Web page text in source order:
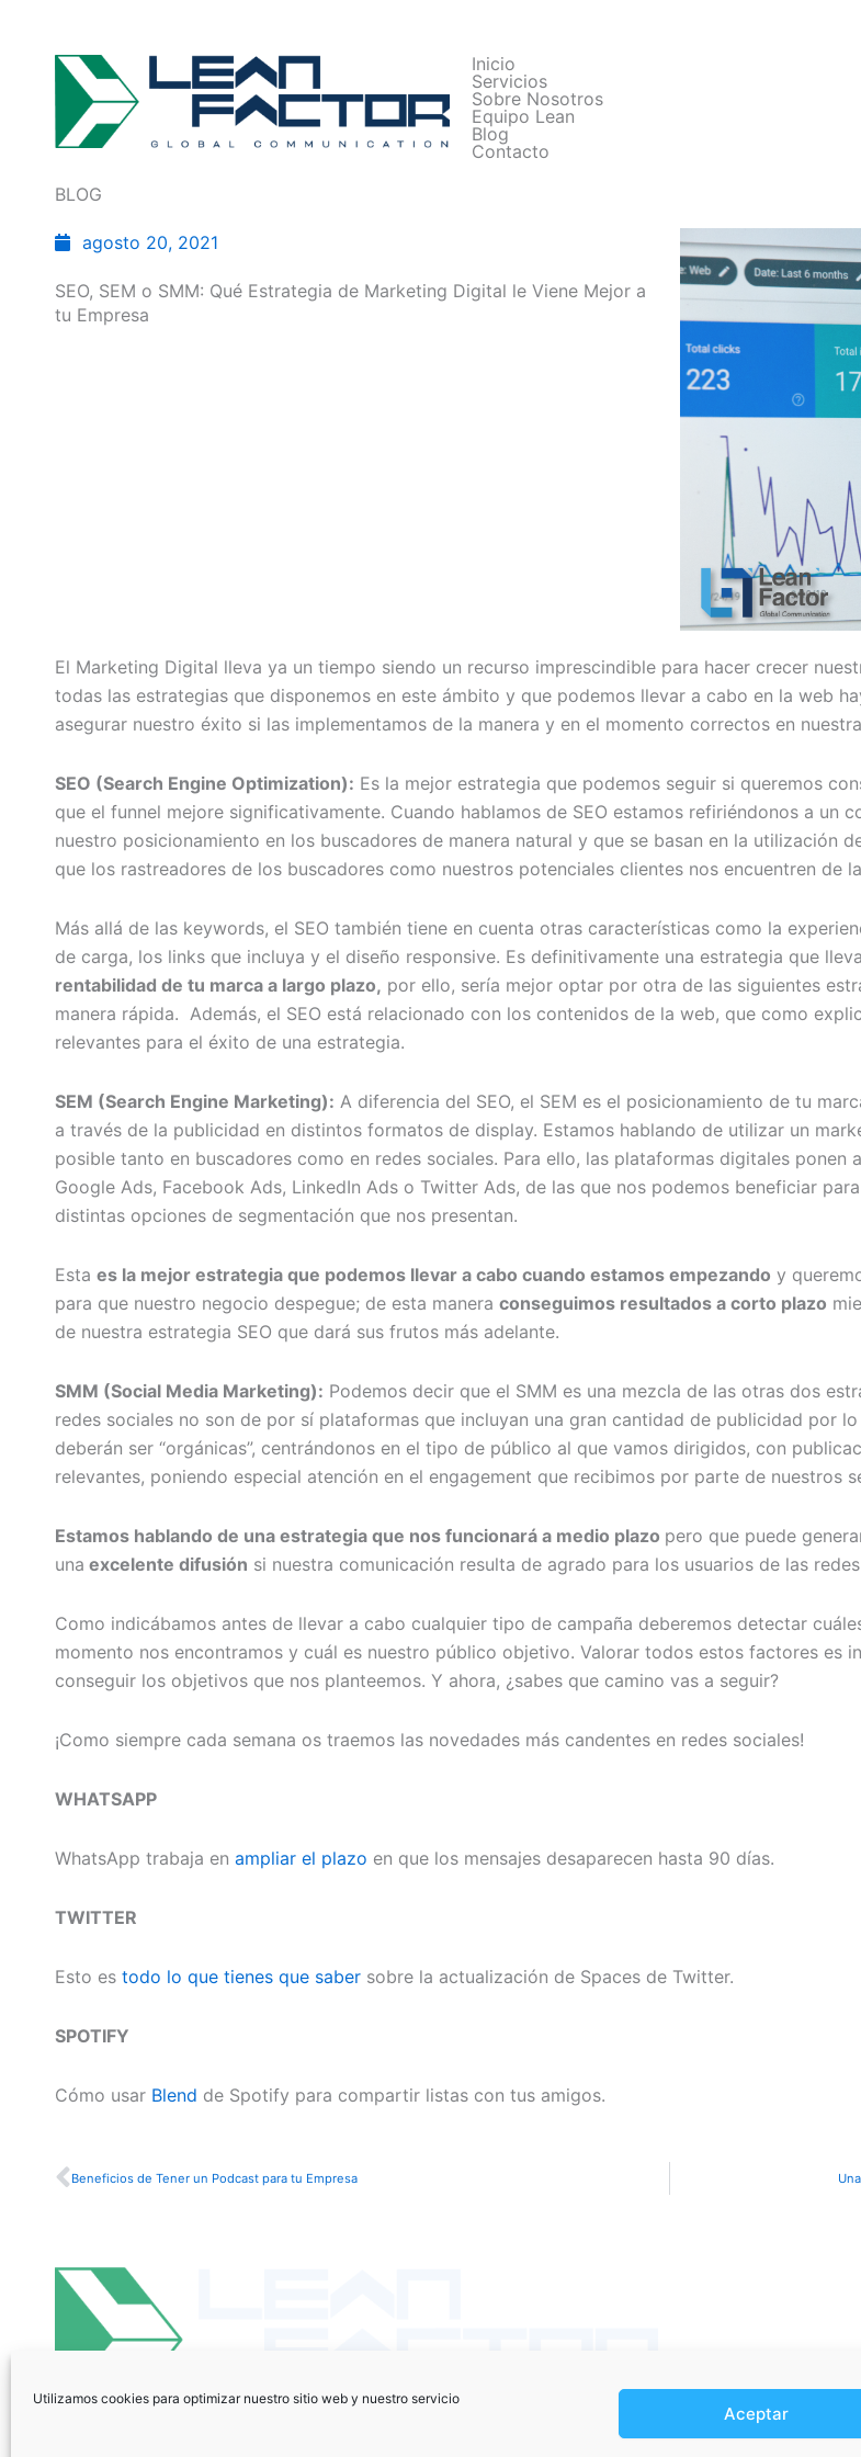
Utilizamos cookies para optimizar nuestro sitio web y nuestro servicio
Aceptar
Inicio
Servicios
Sobre Nosotros
Equipo Lean
Blog
Contacto
BLOG
agosto 20, 2021
SEO, SEM o SMM: Qué Estrategia de Marketing Digital le Viene Mejor a
tu Empresa
El Marketing Digital lleva ya un tiempo siendo un recurso imprescindible para hacer crecer
todas las estrategias que disponemos en este ámbito y que podemos llevar a cabo en la web
asegurar nuestro éxito si las implementamos de la manera y en el momento correctos en
SEO (Search Engine Optimization): Es la mejor estrategia que podemos seguir si queremos
que el funnel mejore significativamente. Cuando hablamos de SEO estamos refiriéndonos a un
nuestro posicionamiento en los buscadores de manera natural y que se basan en la utilización
que los rastreadores de los buscadores como nuestros potenciales clientes nos encuentren de
Más allá de las keywords, el SEO también tiene en cuenta otras características como la
de carga, los links que incluya y el diseño responsive. Es definitivamente una estrategia que
rentabilidad de tu marca a largo plazo, por ello, sería mejor optar por otra de las siguientes
manera rápida. Además, el SEO está relacionado con los contenidos de la web, que como
relevantes para el éxito de una estrategia.
SEM (Search Engine Marketing): A diferencia del SEO, el SEM es el posicionamiento de tu
a través de la publicidad en distintos formatos de display. Estamos hablando de utilizar un
posible tanto en buscadores como en redes sociales. Para ello, las plataformas digitales
Google Ads, Facebook Ads, LinkedIn Ads o Twitter Ads, de las que nos podemos beneficiar
distintas opciones de segmentación que nos presentan.
Esta es la mejor estrategia que podemos llevar a cabo cuando estamos empezando y
para que nuestro negocio despegue; de esta manera conseguimos resultados a corto plazo
de nuestra estrategia SEO que dará sus frutos más adelante.
SMM (Social Media Marketing): Podemos decir que el SMM es una mezcla de las otras dos
redes sociales no son de por sí plataformas que incluyan una gran cantidad de publicidad por
deberán ser “orgánicas”, centrándonos en el tipo de público al que vamos dirigidos, con
relevantes, poniendo especial atención en el engagement que recibimos por parte de nuestros
Estamos hablando de una estrategia que nos funcionará a medio plazo pero que puede
una excelente difusión si nuestra comunicación resulta de agrado para los usuarios de las
Como indicábamos antes de llevar a cabo cualquier tipo de campaña deberemos detectar
momento nos encontramos y cuál es nuestro público objetivo. Valorar todos estos factores es
conseguir los objetivos que nos planteemos. Y ahora, ¿sabes que camino vas a seguir?
¡Como siempre cada semana os traemos las novedades más candentes en redes sociales!
WHATSAPP
WhatsApp trabaja en ampliar el plazo en que los mensajes desaparecen hasta 90 días.
TWITTER
Esto es todo lo que tienes que saber sobre la actualización de Spaces de Twitter.
SPOTIFY
Cómo usar Blend de Spotify para compartir listas con tus amigos.
Ant
Beneficios de Tener un Podcast para tu Empresa
Términos y